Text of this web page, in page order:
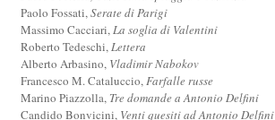
Paolo Fossati,Serate di Parigi
Massimo Cacciari,La soglia di Valentini
Roberto Tedeschi,Lettera
Alberto Arbasino, Vladimir Nabokov
Francesco M. Cataluccio,Farfalle russe
Marino Piazzolla, Tre domande a Antonio Delfini
Candido Bonvicini, Venti quesiti ad Antonio Delfini